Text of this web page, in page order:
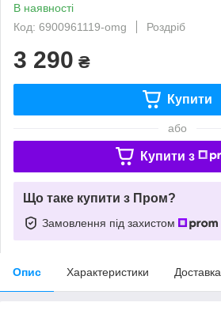
В наявності
Код: 6900961119-omg
Роздріб
3 290 ₴
Купити
або
Купити з
Що таке купити з Пром?
Замовлення під захистом
Опис Характеристики Доставка